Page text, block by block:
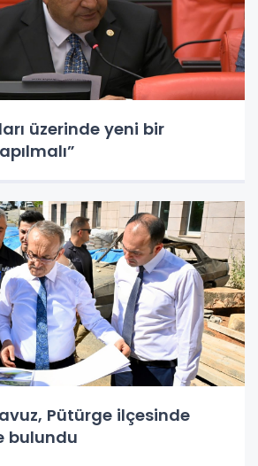
üzerinde yeni bir
Pütürge ilçesinde
bulundu